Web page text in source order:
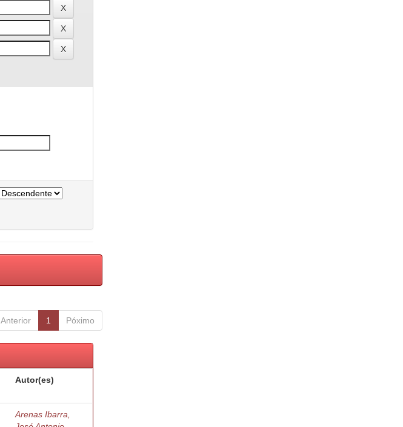
Anterior 1 Póximo
Autor(es)
Arenas Ibarra,